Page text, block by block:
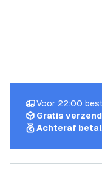
Voor 22:00
Gratis
Achteraf